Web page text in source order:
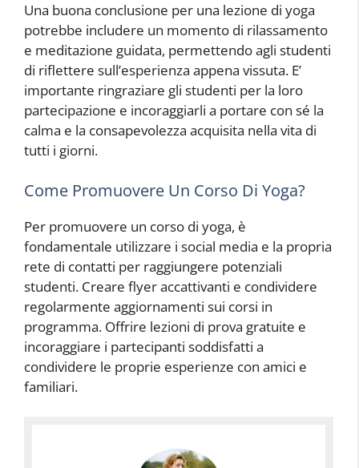
Una buona conclusione per una lezione di yoga
potrebbe includere un momento di rilassamento
e meditazione guidata, permettendo agli studenti
di riflettere sull’esperienza appena vissuta. E’
importante ringraziare gli studenti per la loro
partecipazione e incoraggiarli a portare con sé la
calma e la consapevolezza acquisita nella vita di
tutti i giorni.
Come Promuovere Un Corso Di Yoga?
Per promuovere un corso di yoga, è
fondamentale utilizzare i social media e la propria
rete di contatti per raggiungere potenziali
studenti. Creare flyer accattivanti e condividere
regolarmente aggiornamenti sui corsi in
programma. Offrire lezioni di prova gratuite e
incoraggiare i partecipanti soddisfatti a
condividere le proprie esperienze con amici e
familiari.